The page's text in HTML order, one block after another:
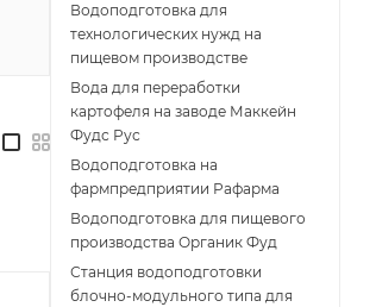
Водоподготовка для
технологических нужд на
пищевом производстве
Вода для переработки
картофеля на заводе Маккейн
Фудс Рус
Водоподготовка на
фармпредприятии Рафарма
Водоподготовка для пищевого
производства Органик Фуд
Станция водоподготовки
блочно-модульного типа для